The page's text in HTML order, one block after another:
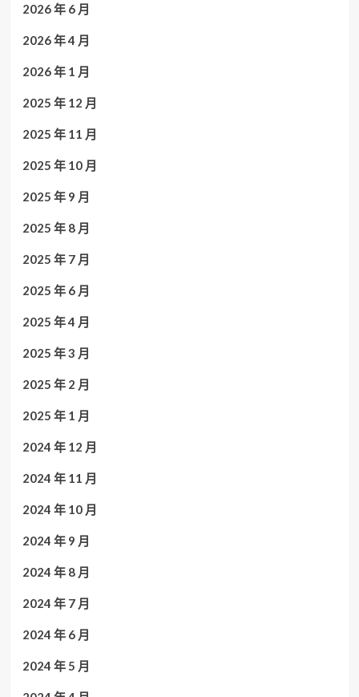
2026 年 6 月
2026 年 4 月
2026 年 1 月
2025 年 12 月
2025 年 11 月
2025 年 10 月
2025 年 9 月
2025 年 8 月
2025 年 7 月
2025 年 6 月
2025 年 4 月
2025 年 3 月
2025 年 2 月
2025 年 1 月
2024 年 12 月
2024 年 11 月
2024 年 10 月
2024 年 9 月
2024 年 8 月
2024 年 7 月
2024 年 6 月
2024 年 5 月